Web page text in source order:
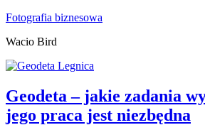
Skip
content
Fotografia biznesowa
Wacio Bird
Geodeta – jakie zadania
jego praca jest niezbędna